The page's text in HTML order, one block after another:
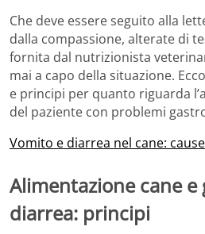
Che deve essere seguito alla
dalla compassione, alterate di
fornita dal nutrizionista
mai a capo della situazione.
e principi per quanto riguarda
del paziente con problemi
Vomito e diarrea nel cane:
Alimentazione cane e
diarrea: principi